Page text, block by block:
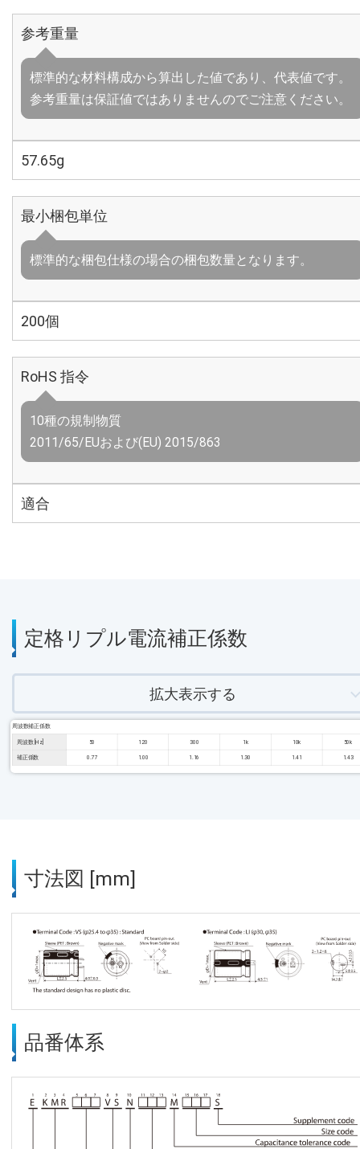
参考重量
標準的な材料構成から算出した値であり、代表値です。
参考重量は保証値ではありませんのでご注意ください。
57.65g
最小梱包単位
標準的な梱包仕様の場合の梱包数量となります。
200個
RoHS 指令
10種の規制物質
2011/65/EUおよび(EU) 2015/863
適合
定格リプル電流補正係数
拡大表示する
周波数補正係数
周波数 [Hz] 50 120 300 1k 10k 50k
補正係数 0.77 1.00 1.16 1.30 1.41 1.43
寸法図 [mm]
品番体系